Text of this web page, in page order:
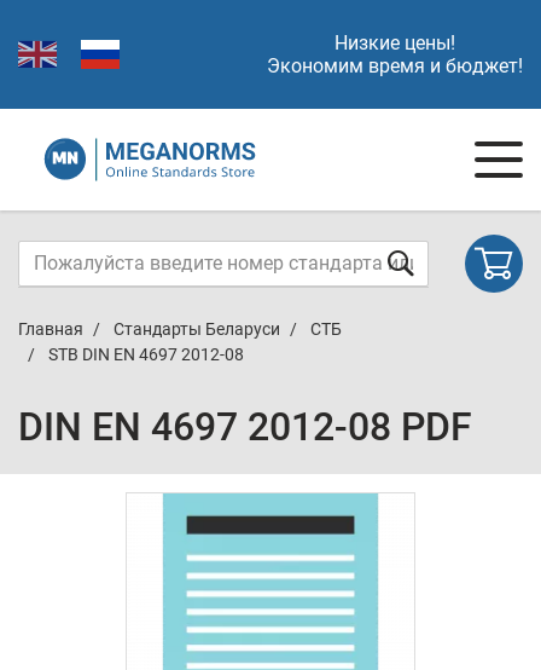
Низкие цены!
Экономим время и бюджет!
Главная Стандарты Беларуси
СТБ
STB DIN EN 4697 2012-08
DIN EN 4697 2012-08 PDF